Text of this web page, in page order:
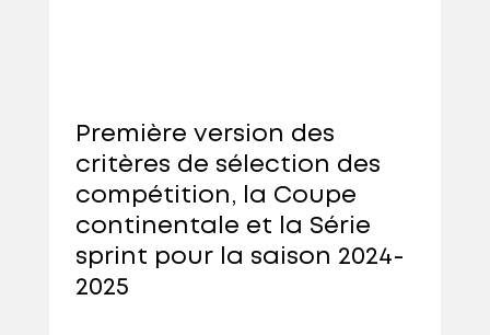
Première version des
critères de sélection des
compétition, la Coupe
continentale et la Série
sprint pour la saison 2024-
2025